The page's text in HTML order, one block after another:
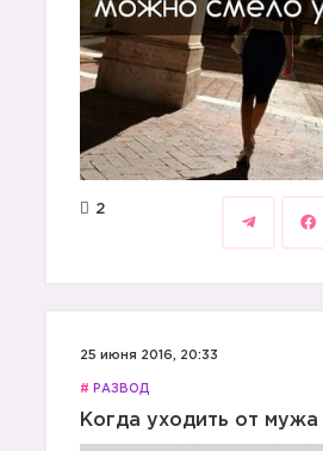
2
25 июня 2016, 20:33
# РАЗВОД
Когда уходить от мужа